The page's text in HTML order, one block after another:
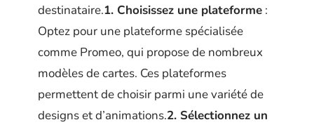
destinataire.1. Choisissez une plateforme :
Optez pour une plateforme spécialisée
comme Promeo, qui propose de nombreux
modèles de cartes. Ces plateformes
permettent de choisir parmi une variété de
designs et d’animations.2. Sélectionnez un